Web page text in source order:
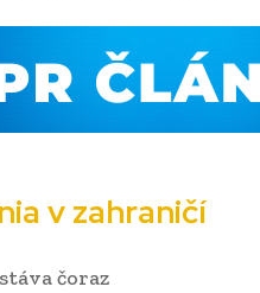
v zahraničí
čoraz